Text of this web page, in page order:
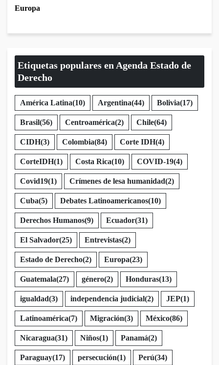
Europa
Etiquetas populares en Agenda Estado de
Derecho
América Latina(10) Argentina(44) Bolivia(17)
Brasil(56) Centroamérica(2) Chile(64)
CIDH(3) Colombia(84) Corte IDH(4)
CorteIDH(1) Costa Rica(10) COVID-19(4)
Covid19(1) Crímenes de lesa humanidad(2)
Cuba(5) Debates Latinoamericanos(10)
Derechos Humanos(9) Ecuador(31)
El Salvador(25) Entrevistas(2)
Estado de Derecho(2) Europa(23)
Guatemala(27) género(2) Honduras(13)
igualdad(3) independencia judicial(2) JEP(1)
Latinoamérica(7) Migración(3) México(86)
Nicaragua(31) Niños(1) Panamá(2)
Paraguay(17) persecución(1) Perú(34)